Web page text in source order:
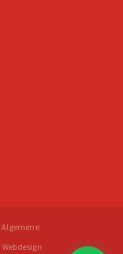
Algemene
Webdesign